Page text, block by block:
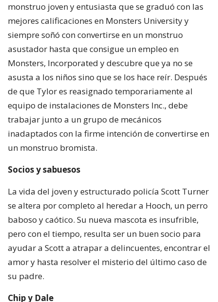
monstruo joven y entusiasta que se graduó con las
mejores calificaciones en Monsters University y
siempre soñó con convertirse en un monstruo
asustador hasta que consigue un empleo en
Monsters, Incorporated y descubre que ya no se
asusta a los niños sino que se los hace reír. Después
de que Tylor es reasignado temporariamente al
equipo de instalaciones de Monsters Inc., debe
trabajar junto a un grupo de mecánicos
inadaptados con la firme intención de convertirse en
un monstruo bromista.
Socios y sabuesos
La vida del joven y estructurado policía Scott Turner
se altera por completo al heredar a Hooch, un perro
baboso y caótico. Su nueva mascota es insufrible,
pero con el tiempo, resulta ser un buen socio para
ayudar a Scott a atrapar a delincuentes, encontrar el
amor y hasta resolver el misterio del último caso de
su padre.
Chip y Dale